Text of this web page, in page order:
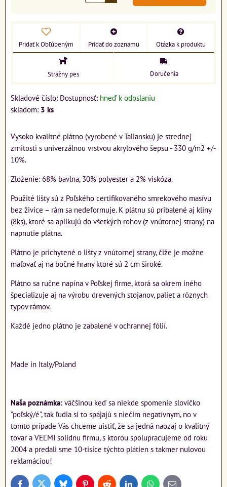
Pridať k Obľúbeným Pridať do zoznamu Otázka k produktu
Strážny pes Doručenia
Skladové číslo: Dostupnosť: hneď k odoslaniu
skladom: 3 ks
Vysoko kvalitné plátno (vyrobené v Taliansku) je strednej
zrnitosti s univerzálnou vrstvou akrylového šepsu - 330 g/m2 +/-
10%.
Zloženie: 68% bavlna, 30% polyester a 2% viskóza.
Použité lišty sú z Poľského certifikovaného smrekového masívu
bez živice – rám sa nedeformuje. K plátnu sú pribalené aj kliny
(8ks), ktoré sa aplikujú do všetkých rohov (z vnútornej strany) na
napnutie plátna.
Plátno je prichytené o lišty z vnútornej strany, čiže je možne
maľovať aj na bočné hrany ktoré sú 2 cm široké.
Plátno sa ručne napína v Poľskej firme, ktorá sa okrem iného
špecializuje aj na výrobu drevených stojanov, paliet a rôznych
typov rámov.
Každé jedno plátno je zabalené v ochrannej fólií.
Made in Italy/Poland
Naša poznámka: väčšinou keď sa niekde spomenie slovíčko
"poľský/é", tak ľudia si to spájajú s niečim negatívnym, no v
tomto prípade Vás chceme uistiť, že sa jedná naozaj o kvalitný
tovar a VEĽMI solídnu firmu, s ktorou spolupracujeme od roku
2004 a predali sme 10-tisíce týchto plátien s takmer nulovou
reklamáciou!